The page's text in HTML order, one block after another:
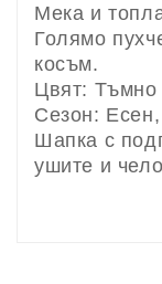
Мека и
Голямо
косъм.
Цвят: Тъмно
Сезон:
Шапка с
ушите и